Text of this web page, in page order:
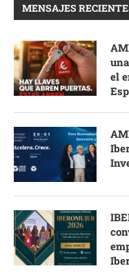
MENSAJES
el